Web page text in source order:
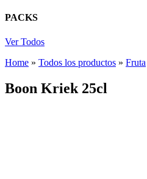
PACKS
Ver Todos
Home » Todos los productos » Fruta
Boon Kriek 25cl